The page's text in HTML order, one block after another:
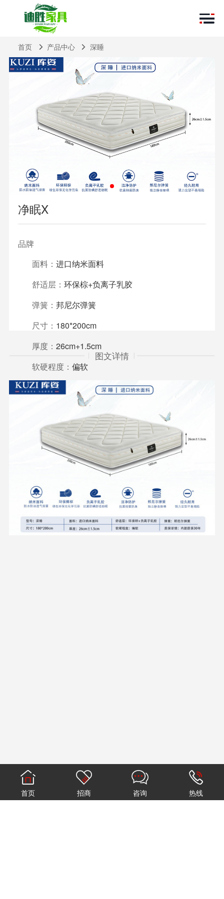
首页 产品中心 深睡
净眠X
品牌
面料：进口纳米面料
舒适层：环保棕+负离子乳胶
弹簧：邦尼尔弹簧
尺寸： 180*200cm
厚度：26cm+1.5cm
软硬程度：偏软
质保详情：
内胆质保30年
图文详情
首页 招商 咨询 热线